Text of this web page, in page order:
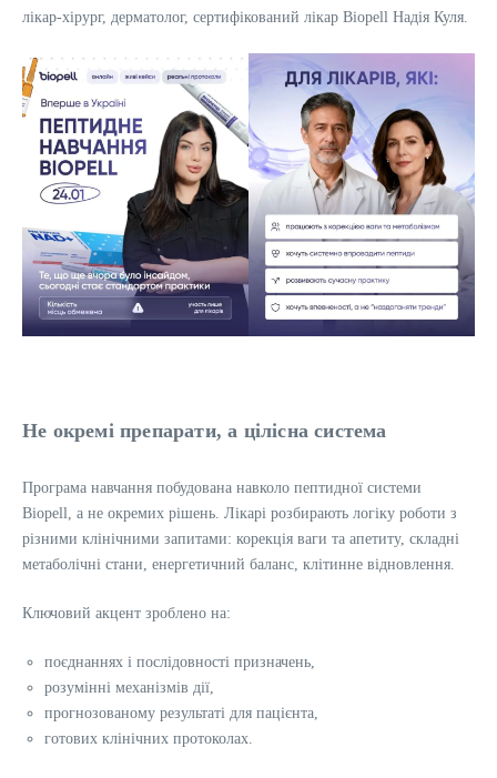
лікар-хірург, дерматолог, сертифікований лікар Biopell Надія Куля.
Не окремі препарати, а цілісна система
Програма навчання побудована навколо пептидної системи
Biopell, а не окремих рішень. Лікарі розбирають логіку роботи з
різними клінічними запитами: корекція ваги та апетиту, складні
метаболічні стани, енергетичний баланс, клітинне відновлення.
Ключовий акцент зроблено на:
поєднаннях і послідовності призначень,
розумінні механізмів дії,
прогнозованому результаті для пацієнта,
готових клінічних протоколах.